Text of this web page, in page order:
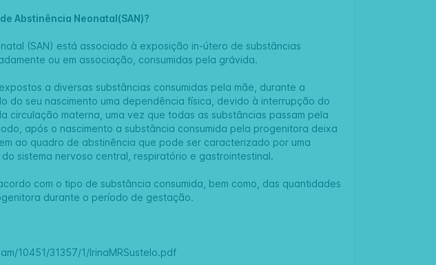
Abstinência Neonatal(SAN)?
(SAN) está associado à exposição in-útero de substâncias
ou em associação, consumidas pela grávida.
a diversas substâncias consumidas pela mãe, durante a
do seu nascimento uma dependência física, devido à interrupção do
circulação materna, uma vez que todas as substâncias passam pela
após o nascimento a substância consumida pela progenitora deixa
ao quadro de abstinência que pode ser caracterizado por uma
sistema nervoso central, respiratório e gastrointestinal.
com o tipo de substância consumida, bem como, das quantidades
durante o período de gestação.
10451/31357/1/IrinaMRSustelo.pdf